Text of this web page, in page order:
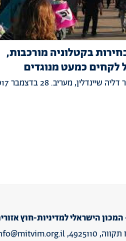
בקטלוניה מורכבות,
לקחים כמעט מנוגדים
מעריב. 28 בדצמבר 2017
הישראלי למדיניות-חוץ